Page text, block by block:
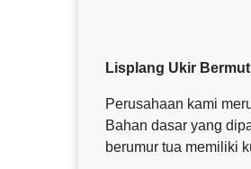
Lisplang Ukir
Perusahaan kami
Bahan dasar yang
berumur tua memiliki